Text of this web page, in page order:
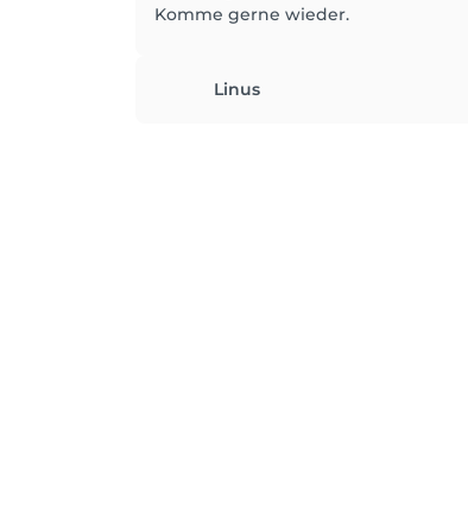
Komme gerne wieder.
Linus